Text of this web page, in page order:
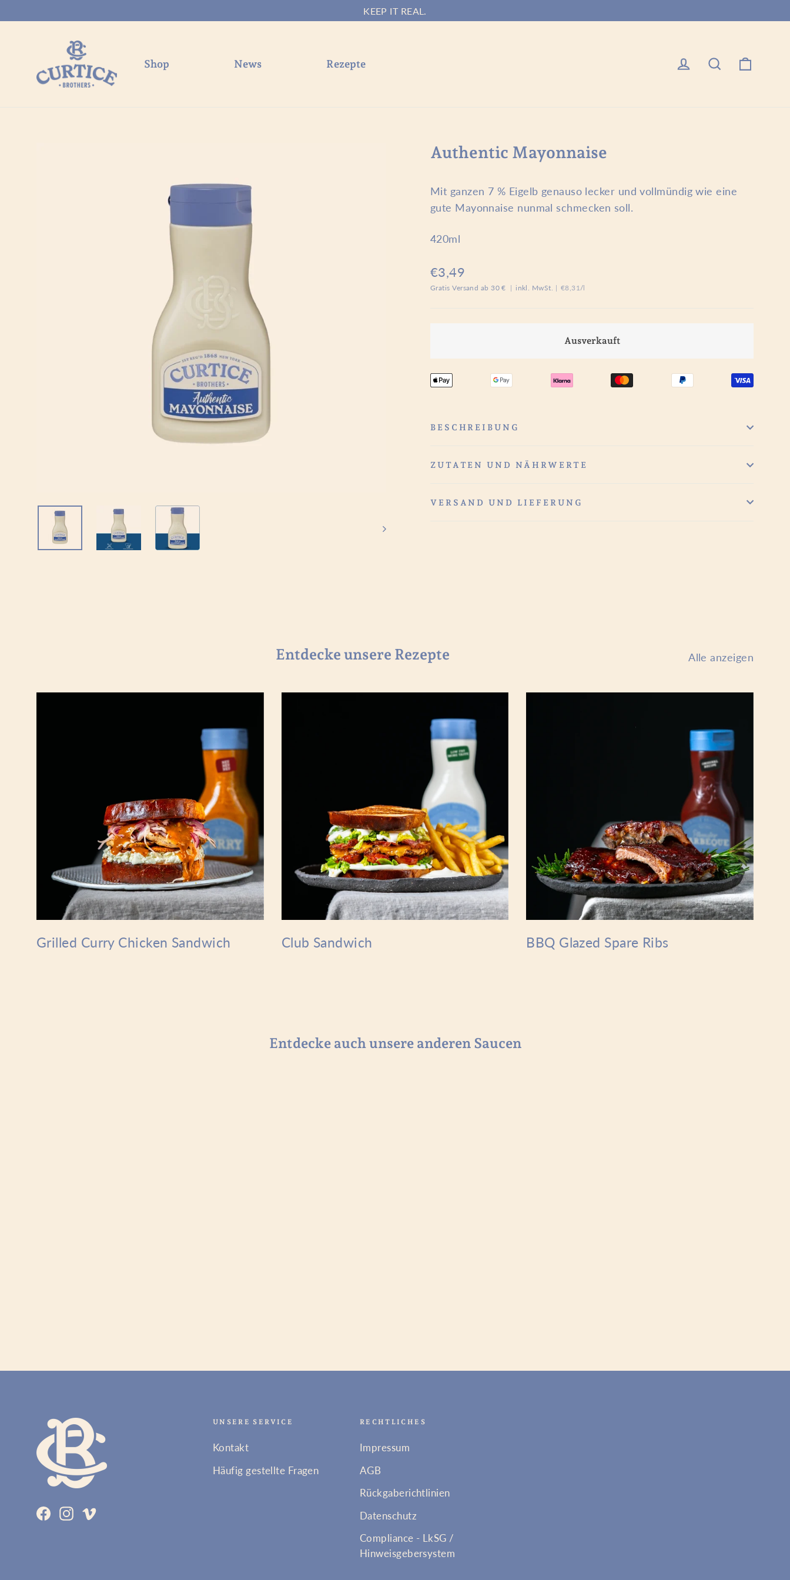
zum
KEEP IT REAL.
Shop News Rezepte Einloggen
Suche
Authentic Mayonnaise
Mit ganzen 7 % Eigelb genauso lecker und vollmündig wie eine
gute Mayonnaise nunmal schmecken soll.
420ml
Normaler
Preis
€3,49
Gratis Versand ab 30 € | inkl. MwSt. | €8,31/l
Ausverkauft
BESCHREIBUNG
ZUTATEN UND NÄHRWERTE
VERSAND UND LIEFERUNG
Entdecke unsere Rezepte Alle anzeigen
Grilled Curry Chicken Sandwich Club Sandwich BBQ Glazed Spare Ribs
Entdecke auch unsere anderen Saucen
FacebookInstagram
UNSERE SERVICE
Kontakt
Häufig gestellte Fragen
RECHTLICHES
Impressum
AGB
Rückgaberichtlinien
Datenschutz
Compliance - LkSG /
Hinweisgebersystem